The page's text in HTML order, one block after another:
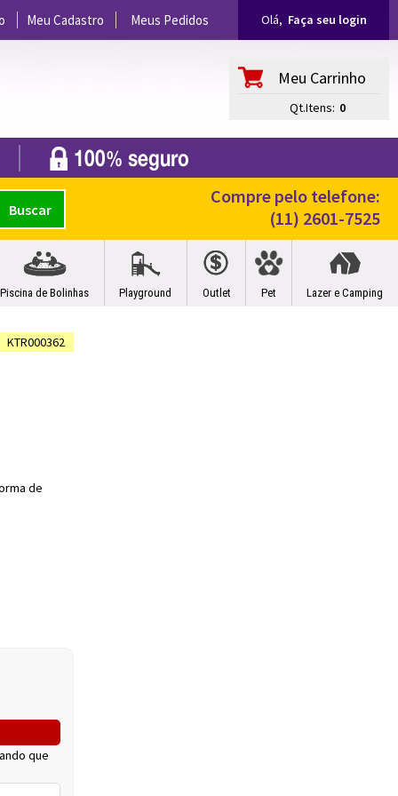
Olá, Faça seu login
Meu Cadastro Meus Pedidos
Meu Carrinho
Piscina de Bolinhas Playground Outlet Pet Lazer e Camping
Compre pelo telefone:
(11) 2601-7525
Qt.Itens: 0
de
que
KTR000362